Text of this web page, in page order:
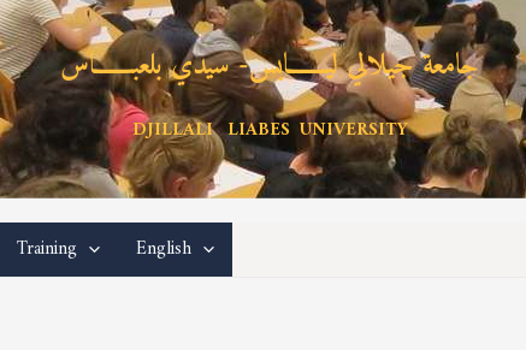
جامعة جيلالي ليـــــــابس- سيدي بلعبـــــــاس
DJILLALI LIABES UNIVERSITY
Training English